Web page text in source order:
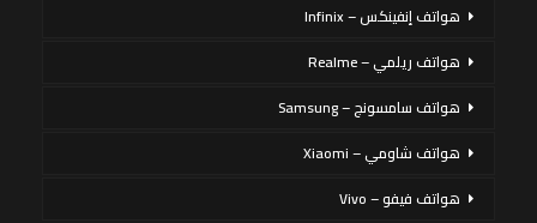
هواتف إنفينكس – Infinix
هواتف ريلمي – Realme
هواتف سامسونج – Samsung
هواتف شاومي – Xiaomi
هواتف فيفو – Vivo